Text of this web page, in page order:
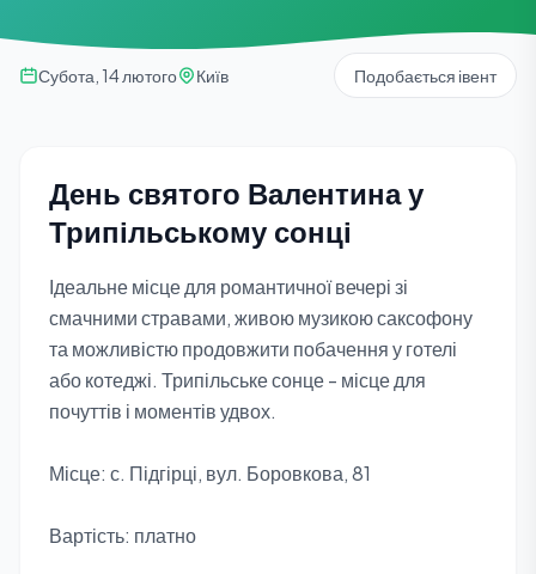
Субота, 14 лютого Київ Подобається івент
День святого Валентина у
Трипільському сонці
Ідеальне місце для романтичної вечері зі
смачними стравами, живою музикою саксофону
та можливістю продовжити побачення у готелі
або котеджі. Трипільське сонце - місце для
почуттів і моментів удвох.
Місце: с. Підгірці, вул. Боровкова, 81
Вартість: платно